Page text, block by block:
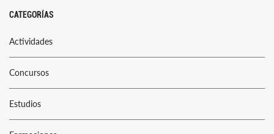
CATEGORÍAS
Actividades
Concursos
Estudios